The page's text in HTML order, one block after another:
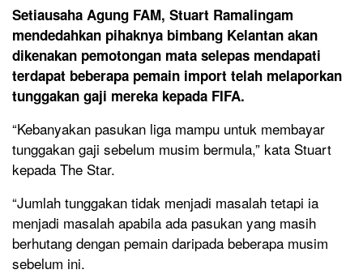
Setiausaha Agung FAM, Stuart Ramalingam
mendedahkan pihaknya bimbang Kelantan akan
dikenakan pemotongan mata selepas mendapati
terdapat beberapa pemain import telah melaporkan
tunggakan gaji mereka kepada FIFA.
“Kebanyakan pasukan liga mampu untuk membayar
tunggakan gaji sebelum musim bermula,” kata Stuart
kepada The Star.
“Jumlah tunggakan tidak menjadi masalah tetapi ia
menjadi masalah apabila ada pasukan yang masih
berhutang dengan pemain daripada beberapa musim
sebelum ini.